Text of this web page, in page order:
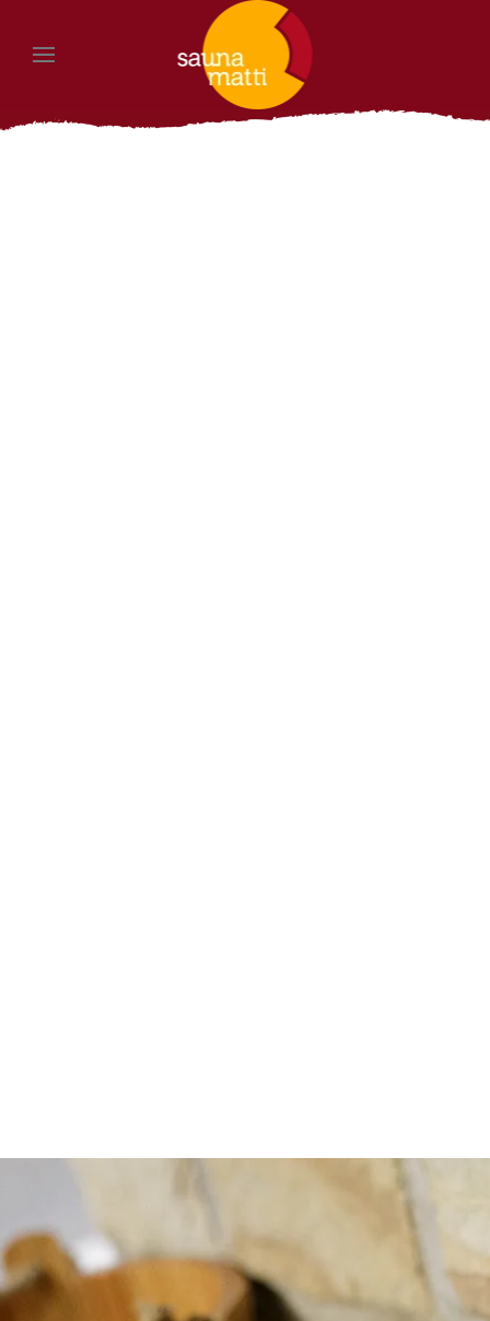
Zum Hauptinhalt springen